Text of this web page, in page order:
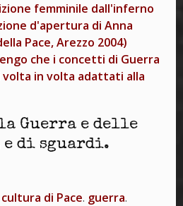
femminile dall'inferno
d'apertura di Anna
Pace, Arezzo 2004)
che i concetti di Guerra
volta in volta adattati alla
Guerra e delle
e di sguardi.
cultura di Pace. guerra.